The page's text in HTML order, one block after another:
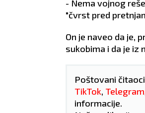
- Nema vojnog
"čvrst pred
On je naveo da je,
sukobima i da je iz
Poštovani
TikTok, Telegram
informacije.